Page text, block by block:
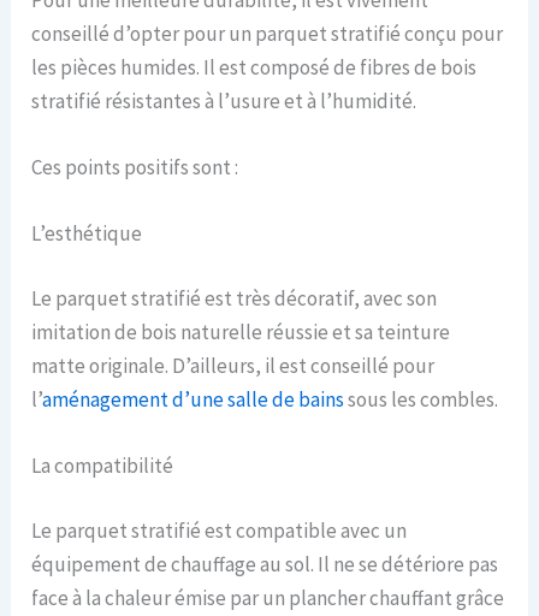
conseillé d’opter pour un parquet stratifié conçu pour
les pièces humides. Il est composé de fibres de bois
stratifié résistantes à l’usure et à l’humidité.
Ces points positifs sont :
L’esthétique
Le parquet stratifié est très décoratif, avec son
imitation de bois naturelle réussie et sa teinture
matte originale. D’ailleurs, il est conseillé pour
l’aménagement d’une salle de bainssous les combles.
La compatibilité
Le parquet stratifié est compatible avec un
équipement de chauffage au sol. Il ne se détériore pas
face à la chaleur émise par un plancher chauffant grâce